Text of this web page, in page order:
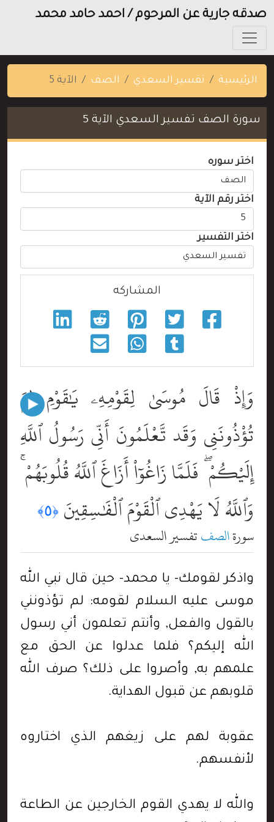
صدقه جارية عن المرحوم / احمد حامد محمد
الرئيسية تفسير السعدي الصف الآية 5
سورة الصف تفسير السعدي الآية 5
اختر سوره
اختر رقم الآية
اختر التفسير
المشاركه
وَإِذْ قَالَ مُوسَىٰ لِقَوْمِهِۦ يَٰقَوْمِ لِمَ
تُؤْذُونَنِى وَقَد تَّعْلَمُونَ أَنِّى رَسُولُ ٱللَّهِ
إِلَيْكُمْ ۖ فَلَمَّا زَاغُوٓاْ أَزَاغَ ٱللَّهُ قُلُوبَهُمْ ۚ
وَٱللَّهُ لَا يَهْدِى ٱلْقَوْمَ ٱلْفَٰسِقِينَ ﴿٥﴾
سورةالصفتفسير السعدي
واذكر لقومك- يا محمد- حين قال نبي الله
موسى عليه السلام لقومه: لم تؤذونني
بالقول والفعل, وأنتم تعلمون أني رسول
الله إليكم؟ فلما عدلوا عن الحق مع
علمهم به, وأصروا على ذلك؟ صرف الله
قلوبهم عن قبول الهداية.
عقوبة لهم على زيغهم الذي اختاروه
لأنفسهم.
والله لا يهدي القوم الخارجين عن الطاعة